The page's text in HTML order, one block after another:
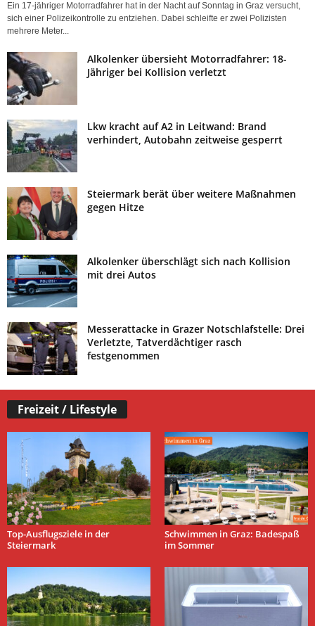
Ein 17-jähriger Motorradfahrer hat in der Nacht auf Sonntag in Graz versucht,
sich einer Polizeikontrolle zu entziehen. Dabei schleifte er zwei Polizisten
mehrere Meter...
Alkolenker übersieht Motorradfahrer: 18-
Jähriger bei Kollision verletzt
Lkw kracht auf A2 in Leitwand: Brand
verhindert, Autobahn zeitweise gesperrt
Steiermark berät über weitere Maßnahmen
gegen Hitze
Alkolenker überschlägt sich nach Kollision
mit drei Autos
Messerattacke in Grazer Notschlafstelle: Drei
Verletzte, Tatverdächtiger rasch
festgenommen
Freizeit / Lifestyle
Top-Ausflugsziele in der
Steiermark
Schwimmen in Graz: Badespaß
im Sommer